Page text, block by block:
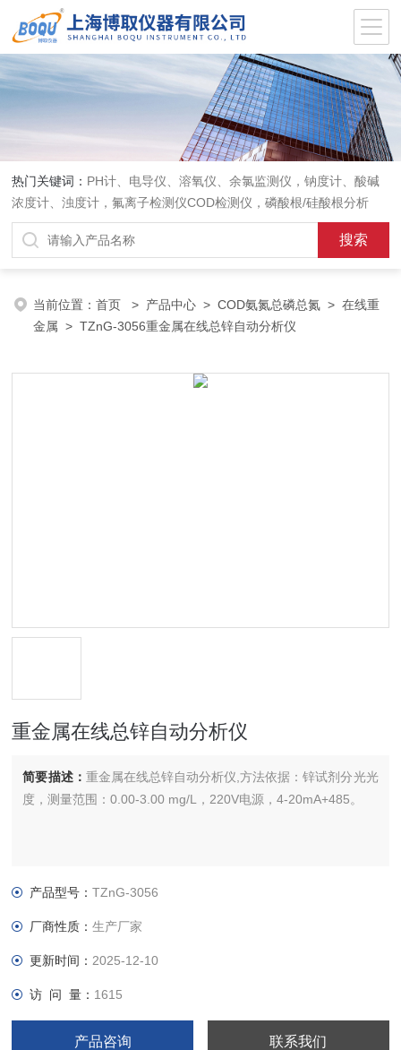
热门关键词： PH计、电导仪、溶氧仪、余氯监测仪，钠度计、酸碱
浓度计、浊度计，氟离子检测仪COD检测仪，磷酸根/硅酸根分析
仪，PH电极、溶氧电极、电导电极
当前位置：首页 > 产品中心 >COD氨氮总磷总氮 >在线重
金属 > TZnG-3056重金属在线总锌自动分析仪
重金属在线总锌自动分析仪
简要描述： 重金属在线总锌自动分析仪,方法依据：锌试剂分光光
度，测量范围：0.00-3.00 mg/L，220V电源，4-20mA+485。
产品型号：TZnG-3056
厂商性质：生产厂家
更新时间： 2025-12-10
访 问 量： 1615
产品咨询 联系我们